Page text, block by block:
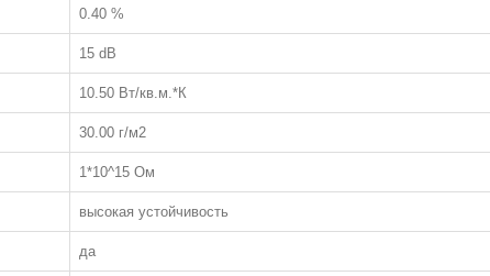
0.40 %
15 dB
10.50 Вт/кв.м.*К
30.00 г/м2
1*10^15 Ом
высокая устойчивость
да